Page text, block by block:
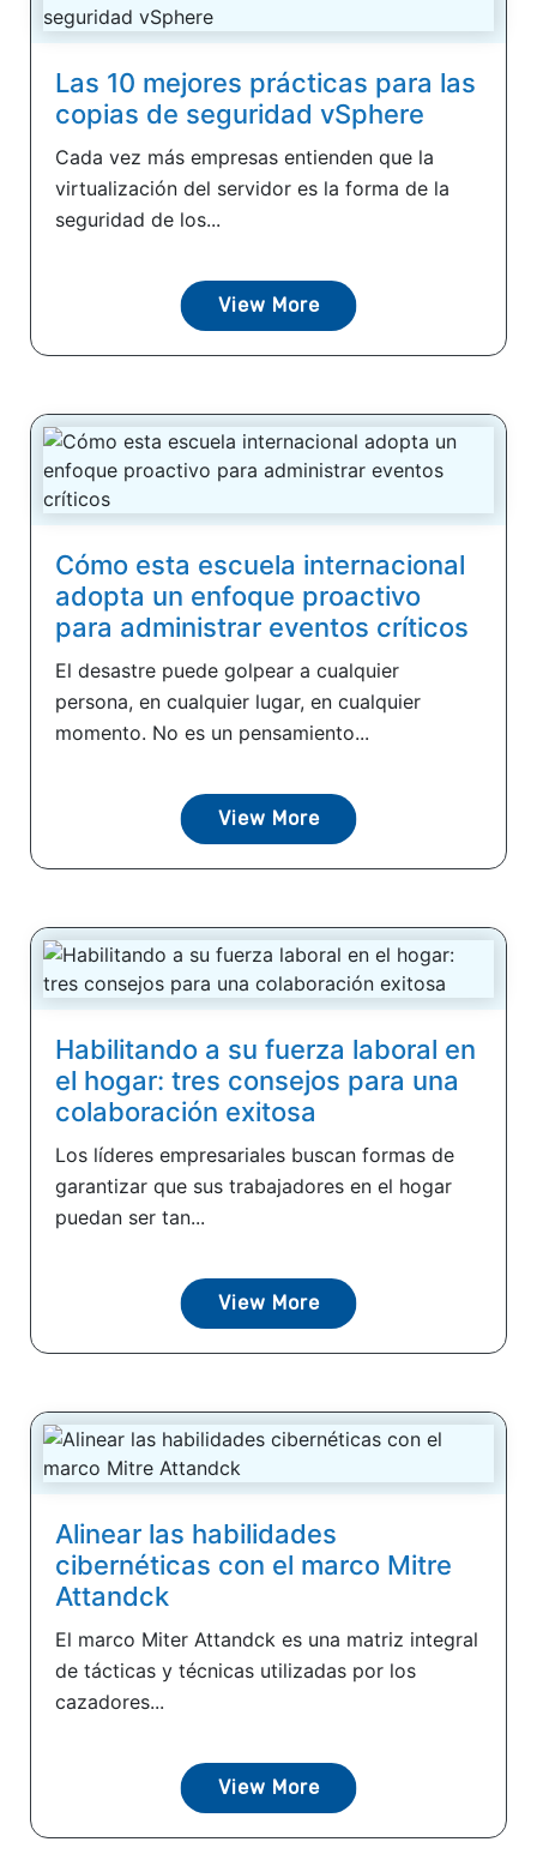
Las 10 mejores prácticas para las
copias de seguridad vSphere
Cada vez más empresas entienden que la
virtualización del servidor es la forma de la
seguridad de los...
View More
Cómo esta escuela internacional
adopta un enfoque proactivo
para administrar eventos críticos
El desastre puede golpear a cualquier
persona, en cualquier lugar, en cualquier
momento. No es un pensamiento...
View More
Habilitando a su fuerza laboral en
el hogar: tres consejos para una
colaboración exitosa
Los líderes empresariales buscan formas de
garantizar que sus trabajadores en el hogar
puedan ser tan...
View More
Alinear las habilidades
cibernéticas con el marco Mitre
Attandck
El marco Miter Attandck es una matriz integral
de tácticas y técnicas utilizadas por los
cazadores...
View More